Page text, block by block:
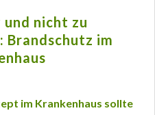
nicht zu
Brandschutz im
im Krankenhaus sollte